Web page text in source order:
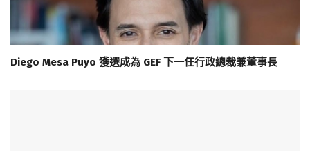
Diego Mesa Puyo 獲選成為 GEF 下一任行政總裁兼董事長